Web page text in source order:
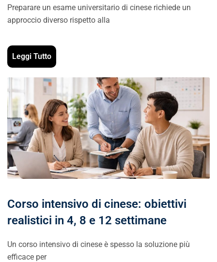
Preparare un esame universitario di cinese richiede un
approccio diverso rispetto alla
Leggi Tutto
Corso intensivo di cinese: obiettivi
realistici in 4, 8 e 12 settimane
Un corso intensivo di cinese è spesso la soluzione più
efficace per